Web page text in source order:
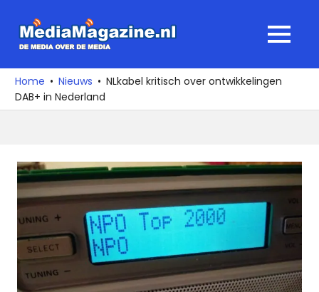
naar
media
over
de
MENU
Home Nieuws
NLkabel kritisch over ontwikkelingen
DAB+ in Nederland